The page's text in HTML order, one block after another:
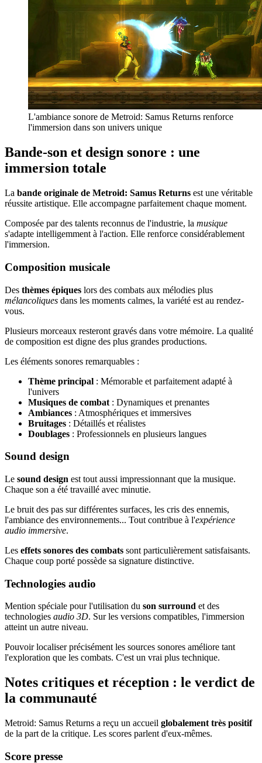
L'ambiance sonore de Metroid: Samus Returns renforce
l'immersion dans son univers unique
Bande-son et design sonore : une
immersion totale
La bande originale de Metroid: Samus Returns est une véritable
réussite artistique. Elle accompagne parfaitement chaque moment.
Composée par des talents reconnus de l'industrie, la musique
s'adapte intelligemment à l'action. Elle renforce considérablement
l'immersion.
Composition musicale
Des thèmes épiques lors des combats aux mélodies plus
mélancoliques dans les moments calmes, la variété est au rendez-
vous.
Plusieurs morceaux resteront gravés dans votre mémoire. La qualité
de composition est digne des plus grandes productions.
Les éléments sonores remarquables :
Thème principal : Mémorable et parfaitement adapté à
l'univers
Musiques de combat : Dynamiques et prenantes
Ambiances : Atmosphériques et immersives
Bruitages : Détaillés et réalistes
Doublages : Professionnels en plusieurs langues
Sound design
Le sound design est tout aussi impressionnant que la musique.
Chaque son a été travaillé avec minutie.
Le bruit des pas sur différentes surfaces, les cris des ennemis,
l'ambiance des environnements... Tout contribue à l'expérience
audio immersive.
Les effets sonores des combats sont particulièrement satisfaisants.
Chaque coup porté possède sa signature distinctive.
Technologies audio
Mention spéciale pour l'utilisation du son surround et des
technologies audio 3D. Sur les versions compatibles, l'immersion
atteint un autre niveau.
Pouvoir localiser précisément les sources sonores améliore tant
l'exploration que les combats. C'est un vrai plus technique.
Notes critiques et réception : le verdict de
la communauté
Metroid: Samus Returns a reçu un accueil globalement très positif
de la part de la critique. Les scores parlent d'eux-mêmes.
Score presse